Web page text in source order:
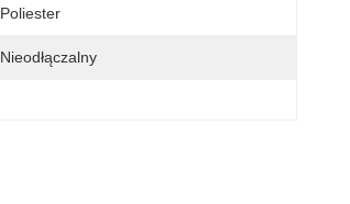
Poliester
Nieodłączalny